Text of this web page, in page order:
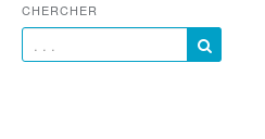
CHERCHER